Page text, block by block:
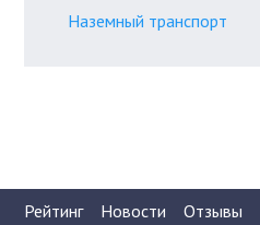
Наземный транспорт
Рейтинг Новости Отзывы